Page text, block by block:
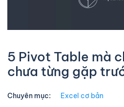
5 Pivot Table mà
chưa từng gặp
Chuyên mục: Excel cơ bản